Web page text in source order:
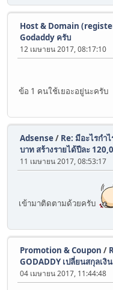
Host & Domain
Godaddy ครับ
12 เมษายน 2017, 08:17:10
ข้อ 1 คนใช้เยอะอยู่นะครับ
Adsense/ Re: มีอะไรกำ
บาท สร้างรายได้ปีละ
11 เมษายน 2017, 08:53:17
เข้ามาติดตามด้วยครับ
Promotion & Coupon /
GODADDY เปลี่ยนสกุลเงิ
04 เมษายน 2017, 11:44:48